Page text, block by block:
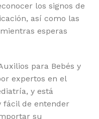
los signos de
así como las
esperas
para Bebés y
expertos en el
y está
fácil de entender
su